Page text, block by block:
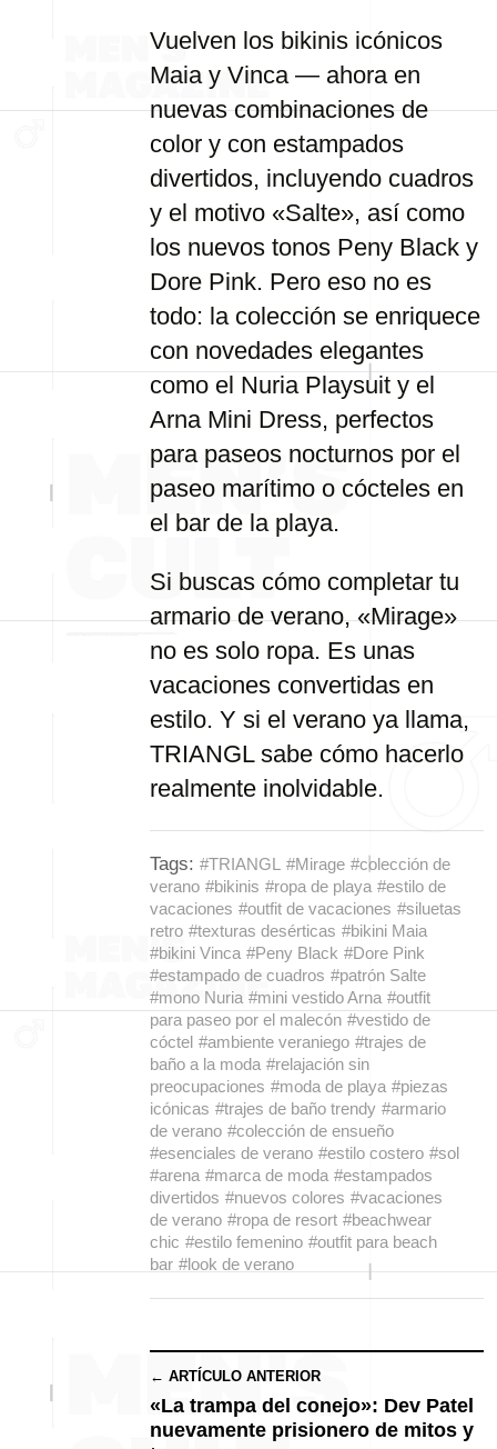
Vuelven los bikinis icónicos
Maia y Vinca — ahora en
nuevas combinaciones de
color y con estampados
divertidos, incluyendo cuadros
y el motivo «Salte», así como
los nuevos tonos Peny Black y
Dore Pink. Pero eso no es
todo: la colección se enriquece
con novedades elegantes
como el Nuria Playsuit y el
Arna Mini Dress, perfectos
para paseos nocturnos por el
paseo marítimo o cócteles en
el bar de la playa.
Si buscas cómo completar tu
armario de verano, «Mirage»
no es solo ropa. Es unas
vacaciones convertidas en
estilo. Y si el verano ya llama,
TRIANGL sabe cómo hacerlo
realmente inolvidable.
Tags: #TRIANGL #Mirage #colección de
verano #bikinis #ropa de playa #estilo de
vacaciones #outfit de vacaciones #siluetas
retro #texturas desérticas #bikini Maia
#bikini Vinca #Peny Black #Dore Pink
#estampado de cuadros #patrón Salte
#mono Nuria #mini vestido Arna #outfit
para paseo por el malecón #vestido de
cóctel #ambiente veraniego #trajes de
baño a la moda #relajación sin
preocupaciones #moda de playa #piezas
icónicas #trajes de baño trendy #armario
de verano #colección de ensueño
#esenciales de verano #estilo costero #sol
#arena #marca de moda #estampados
divertidos #nuevos colores #vacaciones
de verano #ropa de resort #beachwear
chic #estilo femenino #outfit para beach
bar #look de verano
← ARTÍCULO ANTERIOR
«La trampa del conejo»: Dev Patel
nuevamente prisionero de mitos y